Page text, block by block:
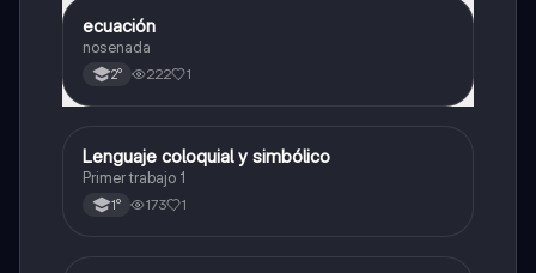
Matemáticas
ecuación
nosenada
2° 222 1
Matemáticas
Lenguaje coloquial y simbólico
Primer trabajo 1
1° 173 1